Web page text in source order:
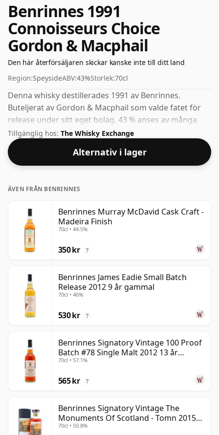
Benrinnes 1991
Connoisseurs Choice
Gordon & Macphail
Den här återförsäljaren skickar kanske inte till ditt land
Region:SpeysideABV:43%Storlek:70cl
Denna whisky destillerades 1991 av Benrinnes.
Buteljerat av Gordon & Macphail som valde fatet för
release under sitt eget bolag. 43 % anses av många
vara ett bra ABV för att uppleva "munkänslan" och den
fulla smaken av whisky.
Tillgänglig hos: The Whisky Exchange
Alternativ i lager
ÄVEN FRÅN BENRINNES
Benrinnes Murray McDavid Cask Craft -
Madeira Finish
70cl • 44.5%
350 kr ?
Benrinnes James Eadie Small Batch
Release 2012 9 år gammal
70cl • 46%
530 kr ?
Benrinnes Signatory Vintage 100 Proof
Batch #78 Single Malt 2012 13 år
gammal
70cl • 57.1%
565 kr ?
Benrinnes Signatory Vintage The
Monuments Of Scotland - Tomn 2015
11 år gammal
70cl • 50.8%